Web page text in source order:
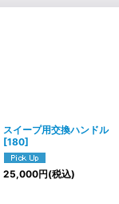
スイープ用交換ハンドル
[180]
25,000円(税込)